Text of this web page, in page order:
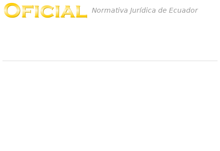
Normativa Jurídica de Ecuador